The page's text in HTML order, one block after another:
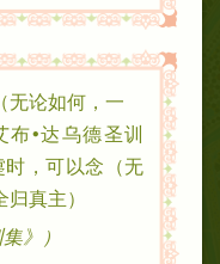
无论如何，一
•达乌德圣训
，可以念（无
真主）。
（《艾布•达乌德圣训集》第5031段)